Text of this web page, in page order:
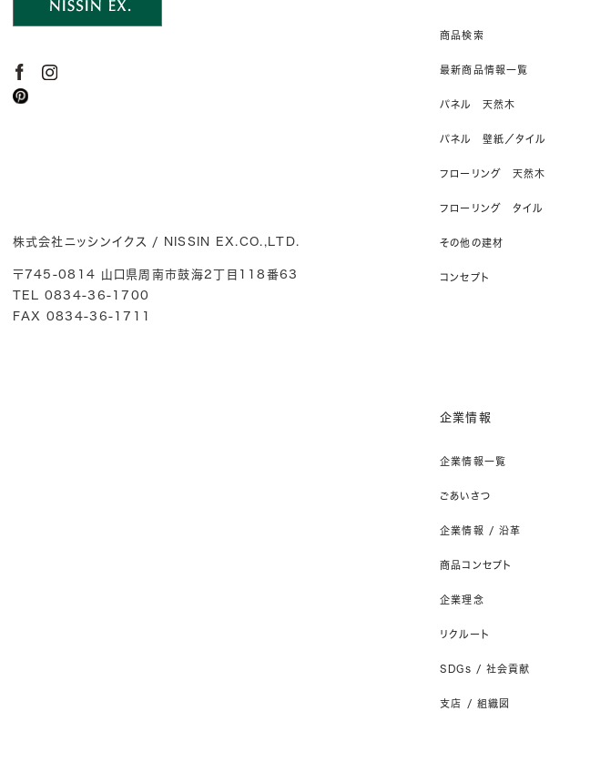
株式会社ニッシンイクス / NISSIN EX.CO.,LTD.
〒745-0814 山口県周南市鼓海2丁目118番63
TEL 0834-36-1700
FAX 0834-36-1711
商品検索
最新商品情報一覧
パネル 天然木
パネル 壁紙／タイル
フローリング 天然木
フローリング タイル
その他の建材
コンセプト
企業情報
企業情報一覧
ごあいさつ
企業情報 / 沿革
商品コンセプト
企業理念
リクルート
SDGs / 社会貢献
支店 / 組織図